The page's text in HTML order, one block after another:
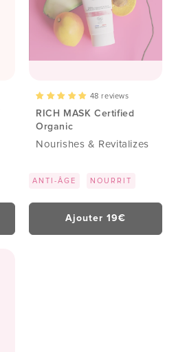
48 reviews
RICH MASK Certified
Organic
Nourishes & Revitalizes
ANTI-ÂGE NOURRIT
Ajouter 19€